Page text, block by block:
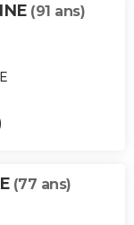
(91 ans)
(77 ans)